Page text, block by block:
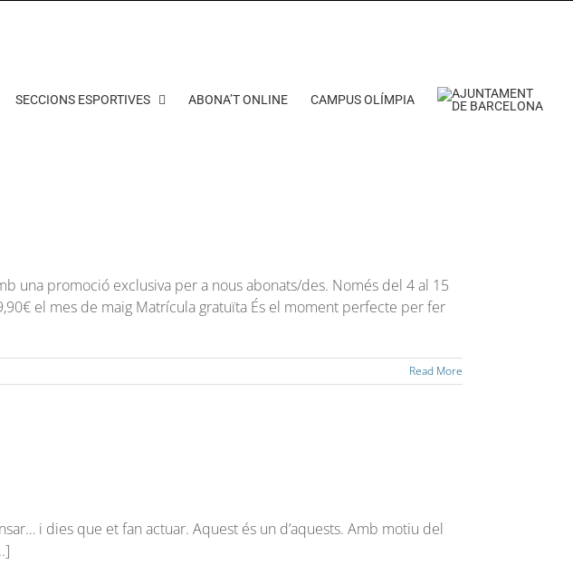
SECCIONS ESPORTIVES ABONA’T ONLINE CAMPUS OLÍMPIA
una promoció exclusiva per a nous abonats/des. Només del 4 al 15
el mes de maig Matrícula gratuïta És el moment perfecte per fer
Read More
i dies que et fan actuar. Aquest és un d’aquests. Amb motiu del